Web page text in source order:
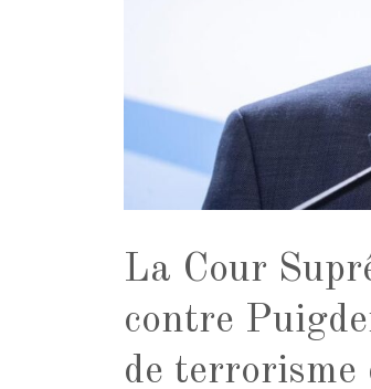
La Cour
contre
de